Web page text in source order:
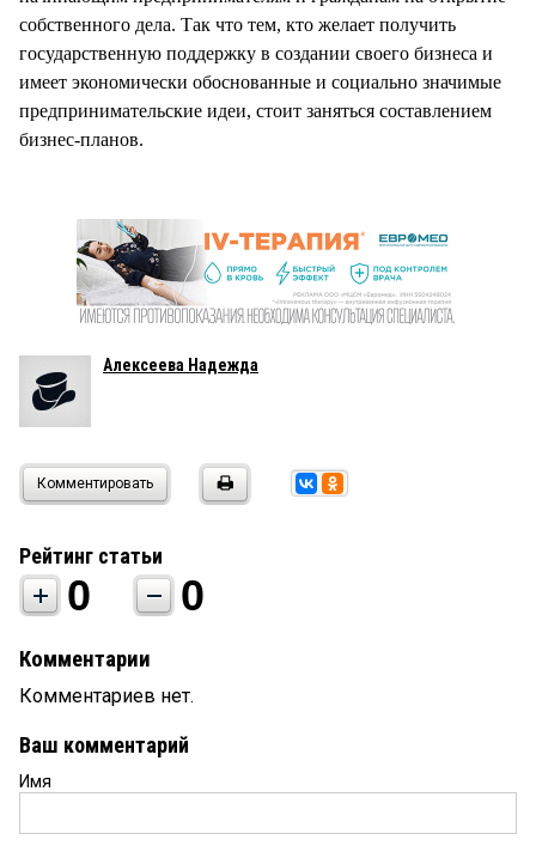
собственного дела. Так что тем, кто желает получить
государственную поддержку в создании своего бизнеса и
имеет экономически обоснованные и социально значимые
предпринимательские идеи, стоит заняться составлением
бизнес-планов.
Алексеева Надежда
Комментировать
Рейтинг статьи
0 0
Комментарии
Комментариев нет.
Ваш комментарий
Имя